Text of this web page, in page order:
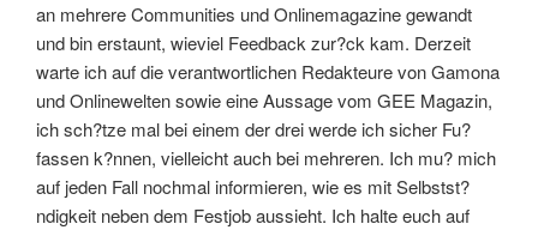
an mehrere Communities und Onlinemagazine gewandt
und bin erstaunt, wieviel Feedback zur?ck kam. Derzeit
warte ich auf die verantwortlichen Redakteure von Gamona
und Onlinewelten sowie eine Aussage vom GEE Magazin,
ich sch?tze mal bei einem der drei werde ich sicher Fu?
fassen k?nnen, vielleicht auch bei mehreren. Ich mu? mich
auf jeden Fall nochmal informieren, wie es mit Selbstst?
ndigkeit neben dem Festjob aussieht. Ich halte euch auf